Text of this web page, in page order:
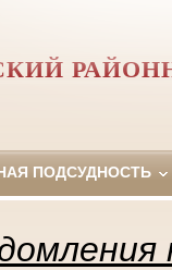
ПОДСУДНОСТЬ